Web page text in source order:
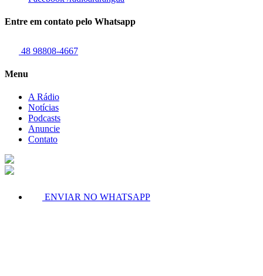
Entre em contato pelo Whatsapp
48 98808-4667
Menu
A Rádio
Notícias
Podcasts
Anuncie
Contato
ENVIAR NO WHATSAPP